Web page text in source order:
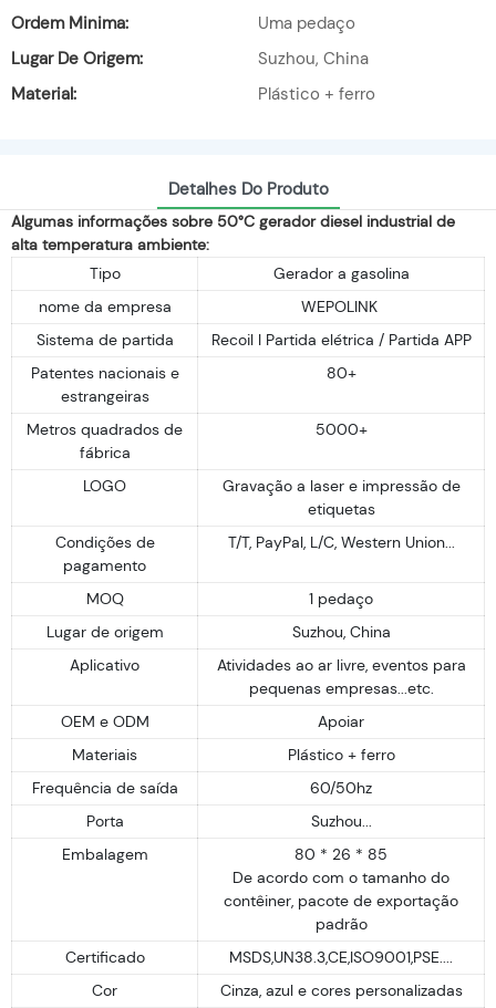
Ordem Minima:
Uma pedaço
Lugar De Origem:
Suzhou, China
Material:
Plástico + ferro
Detalhes Do Produto
Algumas informações sobre 50°C gerador diesel industrial de
alta temperatura ambiente:
Tipo
Gerador a gasolina
nome da empresa
WEPOLINK
Sistema de partida
Recoil I Partida elétrica / Partida APP
Patentes nacionais e
estrangeiras
80+
Metros quadrados de
fábrica
5000+
LOGO
Gravação a laser e impressão de
etiquetas
Condições de
pagamento
T/T, PayPal, L/C, Western Union...
MOQ
1 pedaço
Lugar de origem
Suzhou, China
Aplicativo
Atividades ao ar livre, eventos para
pequenas empresas...etc.
OEM e ODM
Apoiar
Materiais
Plástico + ferro
Frequência de saída
60/50hz
Porta
Suzhou...
Embalagem
80 * 26 * 85
De acordo com o tamanho do
contêiner, pacote de exportação
padrão
Certificado
MSDS,UN38.3,CE,ISO9001,PSE....
Cor
Cinza, azul e cores personalizadas